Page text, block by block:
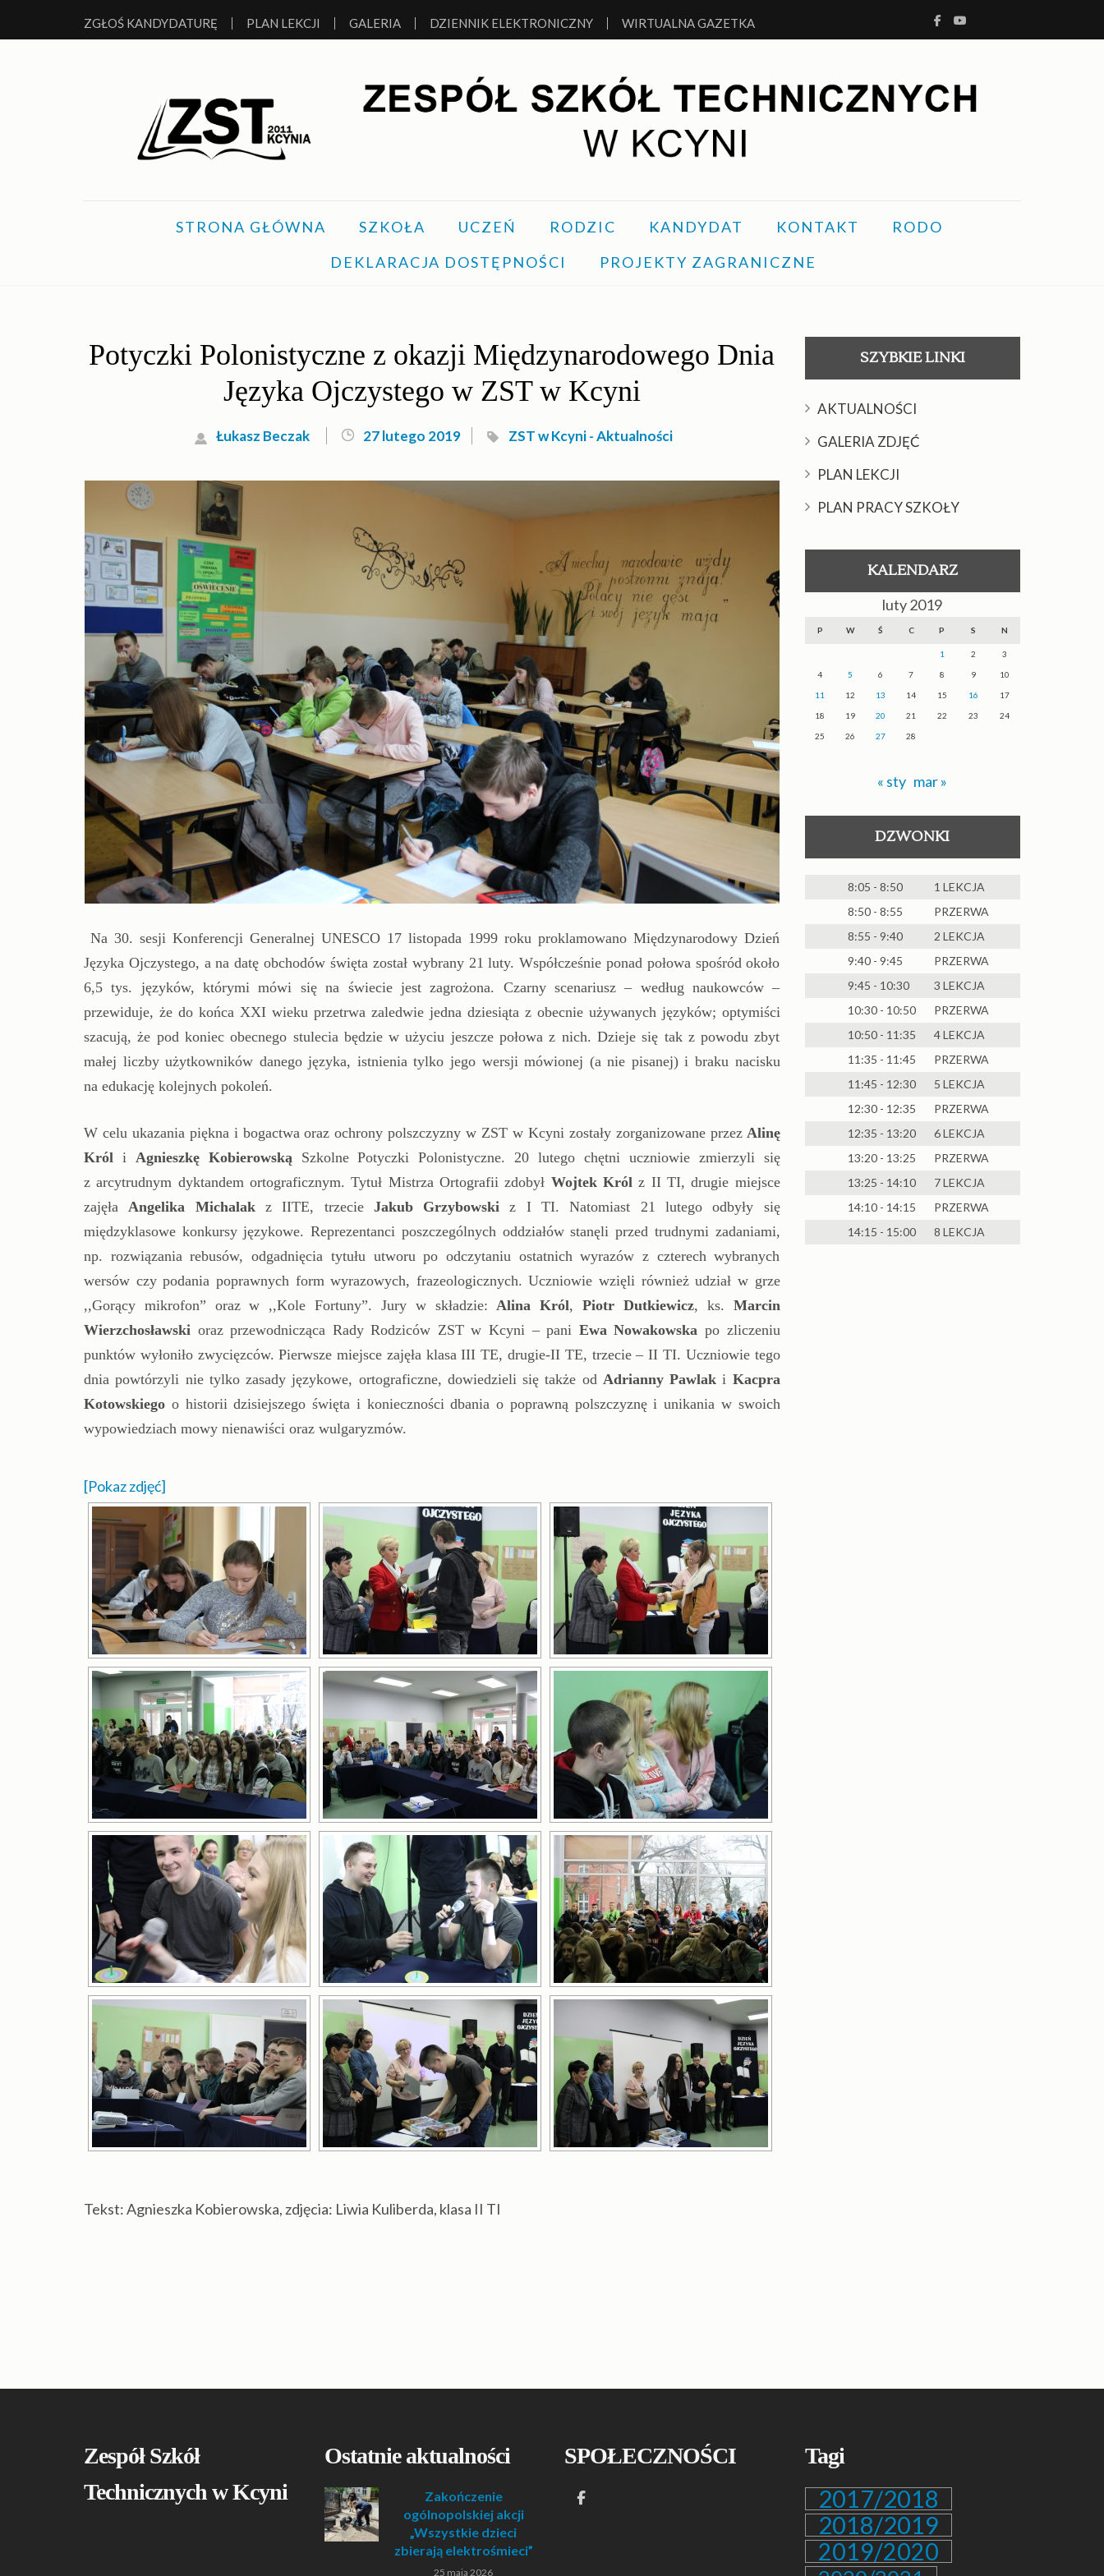
ZGŁOŚ KANDYDATURĘ PLAN LEKCJI GALERIA DZIENNIK ELEKTRONICZNY WIRTUALNA GAZETKA
STRONA GŁÓWNA SZKOŁA UCZEŃ RODZIC KANDYDAT KONTAKT
RODO
DEKLARACJA DOSTĘPNOŚCI
PROJEKTY ZAGRANICZNE
Potyczki Polonistyczne z okazji Międzynarodowego Dnia
Języka Ojczystego w ZST w Kcyni
Łukasz Beczak 27 lutego 2019 ZST w Kcyni - Aktualności
Na 30. sesji Konferencji Generalnej UNESCO 17 listopada 1999 roku proklamowano Międzynarodowy Dzień
Języka Ojczystego, a na datę obchodów święta został wybrany 21 luty. Współcześnie ponad połowa spośród około
6,5 tys. języków, którymi mówi się na świecie jest zagrożona. Czarny scenariusz – według naukowców –
przewiduje, że do końca XXI wieku przetrwa zaledwie jedna dziesiąta z obecnie używanych języków; optymiści
szacują, że pod koniec obecnego stulecia będzie w użyciu jeszcze połowa z nich. Dzieje się tak z powodu zbyt
małej liczby użytkowników danego języka, istnienia tylko jego wersji mówionej (a nie pisanej) i braku nacisku
na edukację kolejnych pokoleń.
W celu ukazania piękna i bogactwa oraz ochrony polszczyzny w ZST w Kcyni zostały zorganizowane przezAlinę
Król i Agnieszkę Kobierowską Szkolne Potyczki Polonistyczne. 20 lutego chętni uczniowie zmierzyli się
z arcytrudnym dyktandem ortograficznym. Tytuł Mistrza Ortografii zdobył Wojtek Król z II TI, drugie miejsce
zajęła Angelika Michalakz IITE, trzecie Jakub Grzybowski z I TI. Natomiast 21 lutego odbyły się
międzyklasowe konkursy językowe. Reprezentanci poszczególnych oddziałów stanęli przed trudnymi zadaniami,
np. rozwiązania rebusów, odgadnięcia tytułu utworu po odczytaniu ostatnich wyrazów z czterech wybranych
wersów czy podania poprawnych form wyrazowych, frazeologicznych. Uczniowie wzięli również udział w grze
,,Gorący mikrofon” oraz w ,,Kole Fortuny”. Jury w składzie: Alina Król,Piotr Dutkiewicz, ks. Marcin
Wierzchosławski oraz przewodnicząca Rady Rodziców ZST w Kcyni – pani Ewa Nowakowska po zliczeniu
punktów wyłoniło zwycięzców. Pierwsze miejsce zajęła klasa III TE, drugie-II TE, trzecie – II TI. Uczniowie tego
dnia powtórzyli nie tylko zasady językowe, ortograficzne, dowiedzieli się także od Adrianny Pawlak i Kacpra
Kotowskiego o historii dzisiejszego święta i konieczności dbania o poprawną polszczyznę i unikania w swoich
wypowiedziach mowy nienawiści oraz wulgaryzmów.
[Pokaz zdjęć]
Tekst: Agnieszka Kobierowska, zdjęcia: Liwia Kuliberda, klasa II TI
SZYBKIE LINKI
AKTUALNOŚCI
GALERIA ZDJĘĆ
PLAN LEKCJI
PLAN PRACY SZKOŁY
KALENDARZ
luty 2019
P W Ś C P S N
1 2 3
4 5 6 7 8 9 10
11 12 13 14 15 16 17
18 19 20 21 22 23 24
25 26 27 28
« sty mar »
DZWONKI
8:05 - 8:50
1 LEKCJA
8:50 - 8:55
PRZERWA
8:55 - 9:40
2 LEKCJA
9:40 - 9:45
PRZERWA
9:45 - 10:30
3 LEKCJA
10:30 - 10:50
PRZERWA
10:50 - 11:35
4 LEKCJA
11:35 - 11:45
PRZERWA
11:45 - 12:30
5 LEKCJA
12:30 - 12:35
PRZERWA
12:35 - 13:20
6 LEKCJA
13:20 - 13:25
PRZERWA
13:25 - 14:10
7 LEKCJA
14:10 - 14:15
PRZERWA
14:15 - 15:00
8 LEKCJA
Zespół Szkół
Technicznych w Kcyni
Ostatnie aktualności
Zakończenie
ogólnopolskiej akcji
„Wszystkie dzieci
zbierają elektrośmieci”
25 maja 2026
SPOŁECZNOŚCI Tagi
2017/2018
2018/2019
2019/2020